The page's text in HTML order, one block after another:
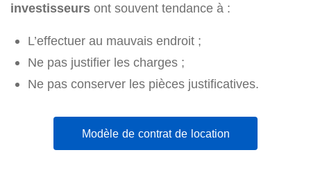
investisseurs ont souvent tendance à :
L’effectuer au mauvais endroit ;
Ne pas justifier les charges ;
Ne pas conserver les pièces justificatives.
Modèle de contrat de location